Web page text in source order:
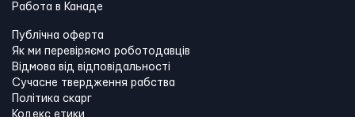
Работа в Канадe
Публічна оферта
Як ми перевіряємо роботодавців
Відмова від відповідальності
Сучасне твердження рабства
Політика скарг
Кодекс етики